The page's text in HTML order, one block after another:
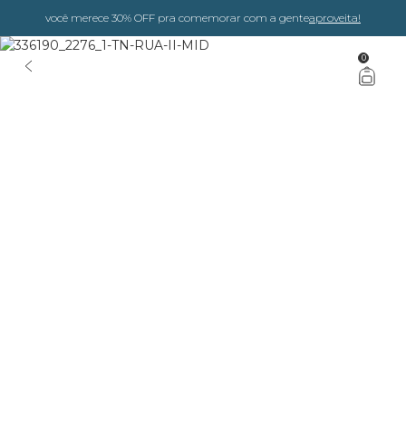
você merece 30% OFF pra comemorar com a genteaproveita!
0